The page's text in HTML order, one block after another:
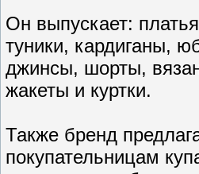
Он выпускает:
туники, кардиганы,
джинсы, шорты,
жакеты и куртки.
Также бренд
покупательницам